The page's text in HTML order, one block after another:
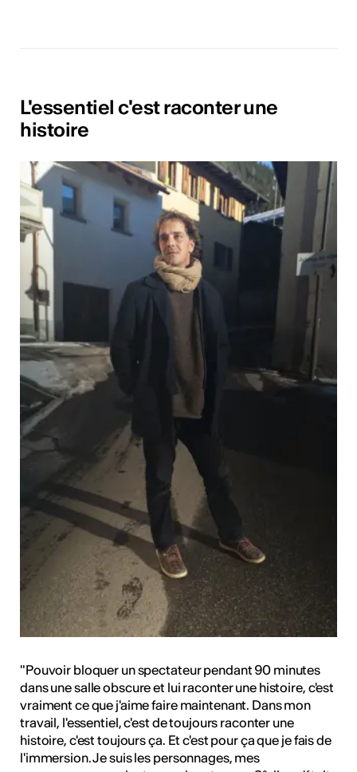
L'essentiel c'est raconter une
histoire
"Pouvoir bloquer un spectateur pendant 90 minutes
dans une salle obscure et lui raconter une histoire, c'est
vraiment ce que j'aime faire maintenant. Dans mon
travail, l'essentiel, c'est de toujours raconter une
histoire, c'est toujours ça. Et c'est pour ça que je fais de
l'immersion. Je suis les personnages, mes